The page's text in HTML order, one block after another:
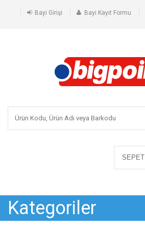
Bayi Girişi Bayi Kayıt Formu
SEPET
Kategoriler